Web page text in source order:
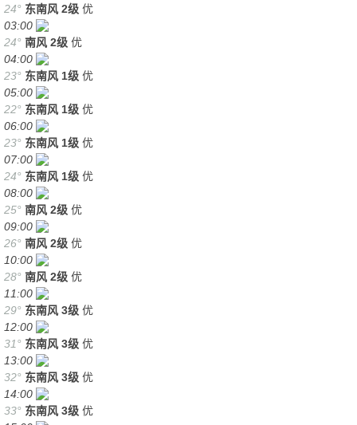
24° 东南风 2级 优
03:00
24° 南风 2级 优
04:00
23° 东南风 1级 优
05:00
22° 东南风 1级 优
06:00
23° 东南风 1级 优
07:00
24° 东南风 1级 优
08:00
25° 南风 2级 优
09:00
26° 南风 2级 优
10:00
28° 南风 2级 优
11:00
29° 东南风 3级 优
12:00
31° 东南风 3级 优
13:00
32° 东南风 3级 优
14:00
33° 东南风 3级 优